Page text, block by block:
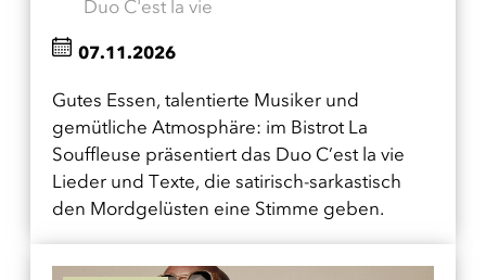
Duo C'est la vie
Gutes Essen, talentierte Musiker und
gemütliche Atmosphäre: im Bistrot La
Souffleuse präsentiert das Duo C’est la vie
Lieder und Texte, die satirisch-sarkastisch
den Mordgelüsten eine Stimme geben.
07.11.2026